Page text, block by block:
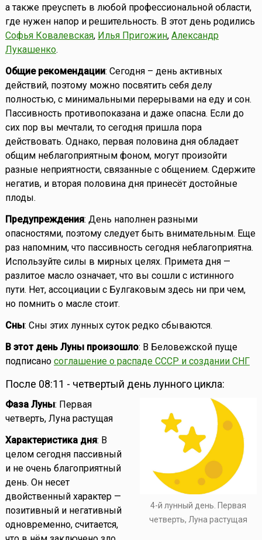
а также преуспеть в любой профессиональной области,
где нужен напор и решительность. В этот день родились
Софья Ковалевская, Илья Пригожин, Александр
Лукашенко.
Общие рекомендации: Сегодня – день активных
действий, поэтому можно посвятить себя делу
полностью, с минимальными перерывами на еду и сон.
Пассивность противопоказана и даже опасна. Если до
сих пор вы мечтали, то сегодня пришла пора
действовать. Однако, первая половина дня обладает
общим неблагоприятным фоном, могут произойти
разные неприятности, связанные с общением. Сдержите
негатив, и вторая половина дня принесёт достойные
плоды.
Предупреждения: День наполнен разными
опасностями, поэтому следует быть внимательным. Еще
раз напомним, что пассивность сегодня неблагоприятна.
Используйте силы в мирных целях. Примета дня —
разлитое масло означает, что вы сошли с истинного
пути. Нет, ассоциации с Булгаковым здесь ни при чем,
но помнить о масле стоит.
Сны: Сны этих лунных суток редко сбываются.
В этот день Луны произошло: В Беловежской пуще
подписано соглашение о распаде СССР и создании СНГ
После 08:11 - четвертый день лунного цикла:
4-й лунный день. Первая
четверть, Луна растущая
Фаза Луны: Первая
четверть, Луна растущая
Характеристика дня: В
целом сегодня пассивный
и не очень благоприятный
день. Он несет
двойственный характер —
позитивный и негативный
одновременно, считается,